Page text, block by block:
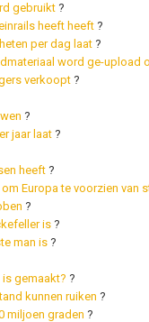
gebruikt ?
heeft heeft ?
per dag laat ?
word ge-upload
verkoopt ?
?
jaar laat ?
heeft ?
Europa te voorzien van
?
is ?
man is ?
is gemaakt? ?
kunnen ruiken ?
miljoen graden ?